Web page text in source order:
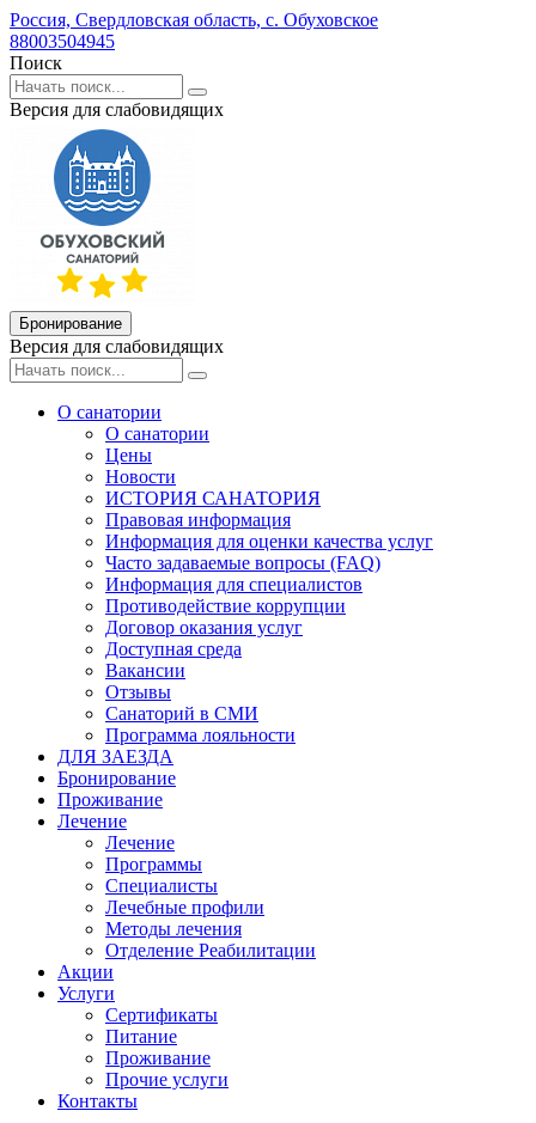
Россия, Свердловская область, с. Обуховское
88003504945
Поиск
Версия для слабовидящих
Бронирование
Версия для слабовидящих
О санатории
О санатории
Цены
Новости
ИСТОРИЯ САНАТОРИЯ
Правовая информация
Информация для оценки качества услуг
Часто задаваемые вопросы (FAQ)
Информация для специалистов
Противодействие коррупции
Договор оказания услуг
Доступная среда
Вакансии
Отзывы
Санаторий в СМИ
Программа лояльности
ДЛЯ ЗАЕЗДА
Бронирование
Проживание
Лечение
Лечение
Программы
Специалисты
Лечебные профили
Методы лечения
Отделение Реабилитации
Акции
Услуги
Сертификаты
Питание
Проживание
Прочие услуги
Контакты